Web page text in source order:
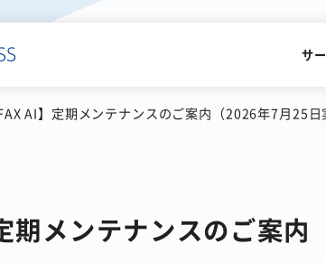
サ
WEB郵便
すぐ
AI】定期メンテナンスのご案内（2026年7月25日
期メンテナンスのご案